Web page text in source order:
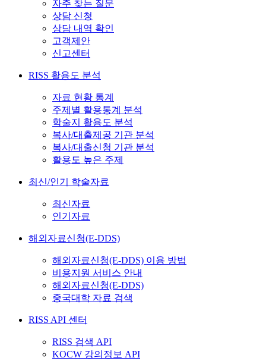
자주 찾는 질문
상담 신청
상담 내역 확인
고객제안
신고센터
RISS 활용도 분석
자료 현황 통계
주제별 활용통계 분석
학술지 활용도 분석
복사/대출제공 기관 분석
복사/대출신청 기관 분석
활용도 높은 주제
최신/인기 학술자료
최신자료
인기자료
해외자료신청(E-DDS)
해외자료신청(E-DDS) 이용 방법
비용지원 서비스 안내
해외자료신청(E-DDS)
중국대학 자료 검색
RISS API 센터
RISS 검색 API
KOCW 강의정보 API